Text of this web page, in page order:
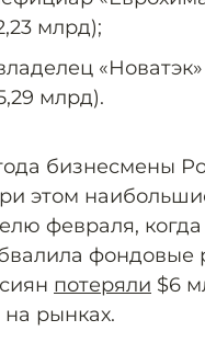
млрд);
млрд).
бизнесмены
этом
февраля,
фондовые
потеряли $6
на рынках.